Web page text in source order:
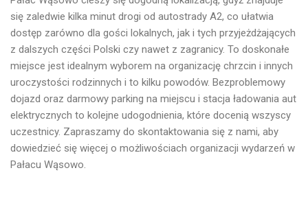
się zaledwie kilka minut drogi od autostrady A2, co ułatwia
dostęp zarówno dla gości lokalnych, jak i tych przyjeżdżających
z dalszych części Polski czy nawet z zagranicy. To doskonałe
miejsce jest idealnym wyborem na organizację chrzcin i innych
uroczystości rodzinnych i to kilku powodów. Bezproblemowy
dojazd oraz darmowy parking na miejscu i stacja ładowania aut
elektrycznych to kolejne udogodnienia, które docenią wszyscy
uczestnicy. Zapraszamy do skontaktowania się z nami, aby
dowiedzieć się więcej o możliwościach organizacji wydarzeń w
Pałacu Wąsowo.